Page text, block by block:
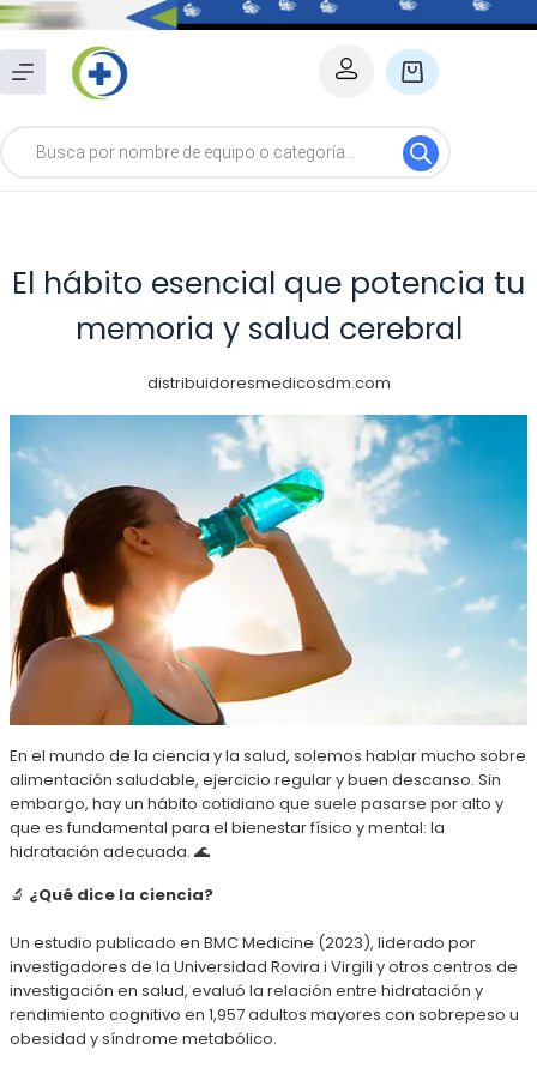
Saltar
al
contenido
Carro
compra
El hábito esencial que potencia tu
memoria y salud cerebral
distribuidoresmedicosdm.com
En el mundo de la ciencia y la salud, solemos hablar mucho sobre
alimentación saludable, ejercicio regular y buen descanso. Sin
embargo, hay un hábito cotidiano que suele pasarse por alto y
que es fundamental para el bienestar físico y mental: la
hidratación adecuada. 🌊
🔬 ¿Qué dice la ciencia?
Un estudio publicado en BMC Medicine (2023), liderado por
investigadores de la Universidad Rovira i Virgili y otros centros de
investigación en salud, evaluó la relación entre hidratación y
rendimiento cognitivo en 1,957 adultos mayores con sobrepeso u
obesidad y síndrome metabólico.